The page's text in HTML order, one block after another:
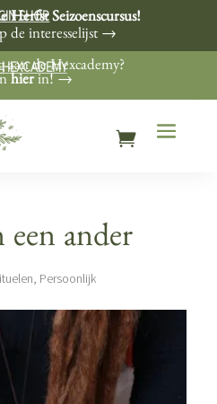
SHOP
Herfst Seizoenscursus!
de interesselijst →
aan de Hexcademy?
hier in! →
ander
, Persoonlijk